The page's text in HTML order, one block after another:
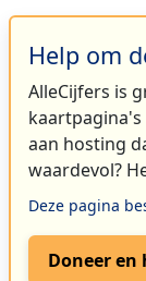
Help om
AlleCijfers is
aan hosting
waardevol?
Deze pagina
Doneer en